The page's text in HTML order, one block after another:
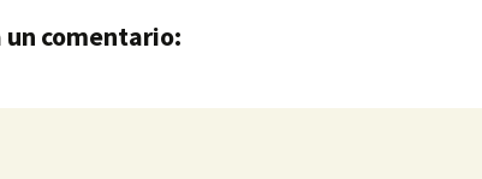
de entradas
un comentario: